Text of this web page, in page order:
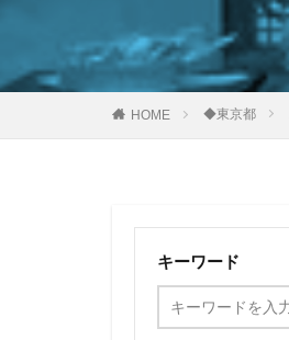
HOME ◆東京都
キーワード